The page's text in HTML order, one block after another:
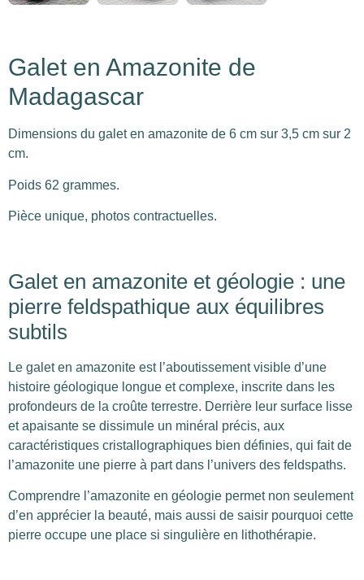
Galet en Amazonite de
Madagascar
Dimensions du galet en amazonite de 6 cm sur 3,5 cm sur 2
cm.
Poids 62 grammes.
Pièce unique, photos contractuelles.
Galet en amazonite et géologie : une
pierre feldspathique aux équilibres
subtils
Le galet en amazonite est l’aboutissement visible d’une
histoire géologique longue et complexe, inscrite dans les
profondeurs de la croûte terrestre. Derrière leur surface lisse
et apaisante se dissimule un minéral précis, aux
caractéristiques cristallographiques bien définies, qui fait de
l’amazonite une pierre à part dans l’univers des feldspaths.
Comprendre l’amazonite en géologie permet non seulement
d’en apprécier la beauté, mais aussi de saisir pourquoi cette
pierre occupe une place si singulière en lithothérapie.